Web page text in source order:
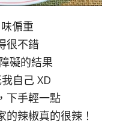
偏重
很不錯
礙的結果
自己 XD
下手輕一點
辣椒真的很辣！